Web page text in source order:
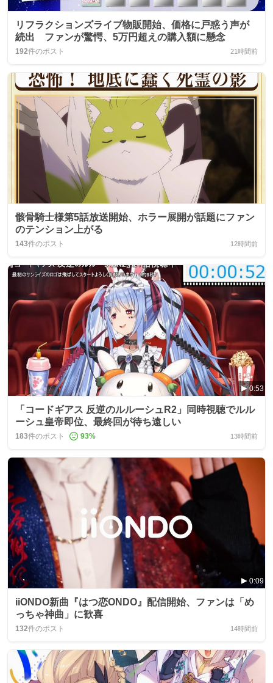
リフラクションズライブ物販開始、価格に戸惑う声が
続出 ファンが驚愕、5万円超えの購入額に懸念
192件のポスト 21時間前
骸骨騎士様第5話放送開始、ホラー展開が話題にファン
のテンション上がる
143件のポスト 12時間前
0:53
「コードギアス 反逆のルルーシュR2」同時視聴でルル
ーシュ皇帝即位、最終回が待ち遠しい
183件のポスト 93% 13時間前
0:09
iiONDO新曲『はつ恋ONDO』配信開始、ファンは「め
っちゃ神曲」に歓喜
132件のポスト 14時間前